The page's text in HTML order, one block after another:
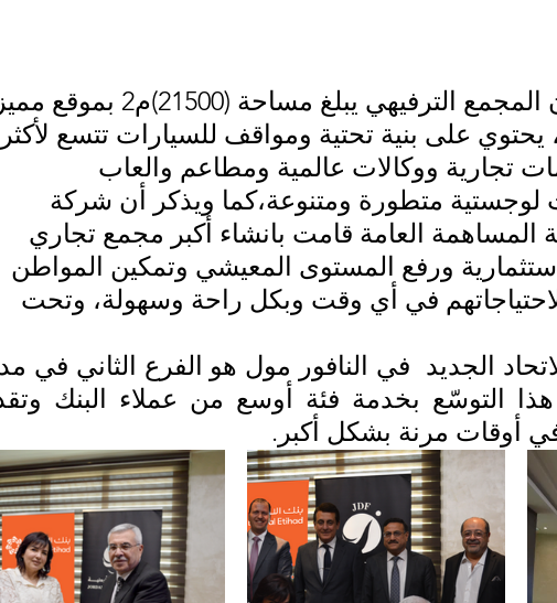
ومن الجدير بالذكر بأن المجمع الترفيهي يبلغ مساحة (21500)م2 بموقع مميز
على بنية تحتية ومواقف للسيارات تتسع لأكثر
تجارية ووكالات عالمية ومطاعم والعاب
لوجستية متطورة ومتنوعة،كما ويذكر أن شركة
المساهمة العامة قامت بانشاء أكبر مجمع تجاري
ورفع المستوى المعيشي وتمكين المواطن
في أي وقت وبكل راحة وسهولة، وتحت
أوقات مرنة بشكل أكبر.